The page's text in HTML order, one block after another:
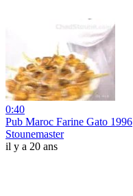
0:40
Pub Maroc Farine Gato 1996
Stounemaster
il y a 20 ans